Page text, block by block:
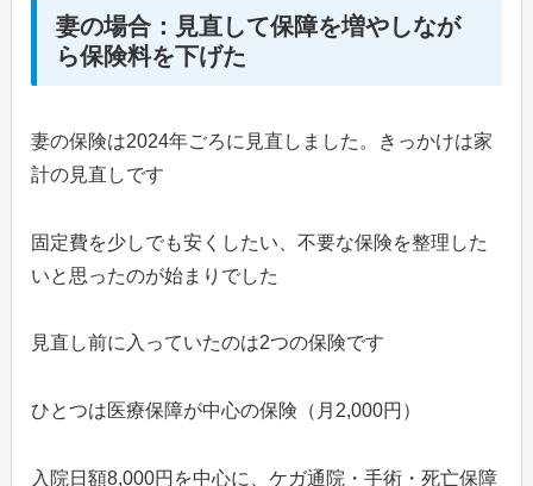
妻の場合：見直して保障を増やしなが
ら保険料を下げた
妻の保険は2024年ごろに見直しました。きっかけは家
計の見直しです
固定費を少しでも安くしたい、不要な保険を整理した
いと思ったのが始まりでした
見直し前に入っていたのは2つの保険です
ひとつは医療保障が中心の保険（月2,000円）
入院日額8,000円を中心に、ケガ通院・手術・死亡保障